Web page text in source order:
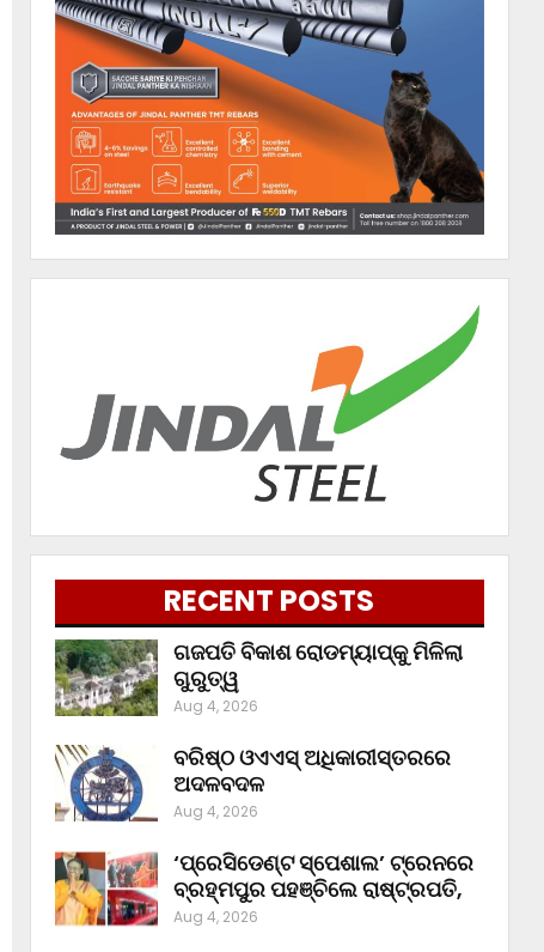
RECENT POSTS
ଗଜପତି ବିକାଶ ରୋଡମ୍ୟାପ୍‌କୁ ମିଳିଲା
ଗୁରୁତ୍ୱ
Aug 4, 2026
ବରିଷ୍ଠ ଓଏଏସ୍‌ ଅଧିକାରୀସ୍ତରରେ
ଅଦଳବଦଳ
Aug 4, 2026
‘ପ୍ରେସିଡେଣ୍ଟ ସ୍ପେଶାଲ’ ଟ୍ରେନରେ
ବ୍ରହ୍ମପୁର ପହଞ୍ଚିଲେ ରାଷ୍ଟ୍ରପତି,
Aug 4, 2026